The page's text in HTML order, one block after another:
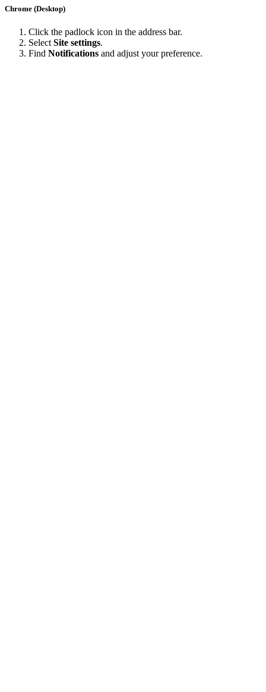
Chrome (Desktop)
Click the padlock icon in the address bar.
Select Site settings.
Find Notifications and adjust your preference.